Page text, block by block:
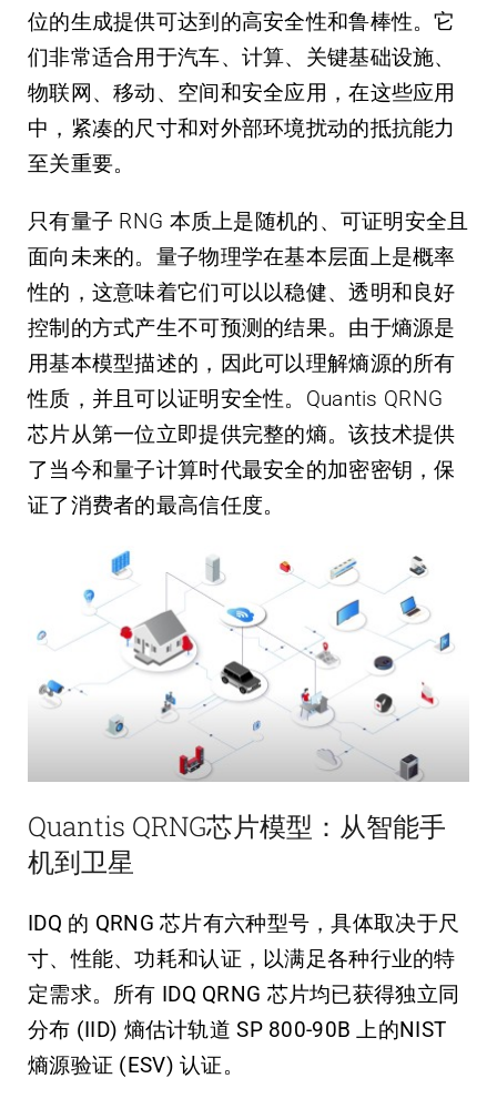
位的生成提供可达到的高安全性和鲁棒性。它
们非常适合用于汽车、计算、关键基础设施、
物联网、移动、空间和安全应用，在这些应用
中，紧凑的尺寸和对外部环境扰动的抵抗能力
至关重要。
只有量子 RNG 本质上是随机的、可证明安全且
面向未来的。量子物理学在基本层面上是概率
性的，这意味着它们可以以稳健、透明和良好
控制的方式产生不可预测的结果。由于熵源是
用基本模型描述的，因此可以理解熵源的所有
性质，并且可以证明安全性。Quantis QRNG
芯片从第一位立即提供完整的熵。该技术提供
了当今和量子计算时代最安全的加密密钥，保
证了消费者的最高信任度。
Quantis QRNG芯片模型：从智能手
机到卫星
IDQ 的 QRNG 芯片有六种型号，具体取决于尺
寸、性能、功耗和认证，以满足各种行业的特
定需求。所有 IDQ QRNG 芯片均已获得独立同
分布 (IID) 熵估计轨道 SP 800-90B 上的NIST
熵源验证 (ESV) 认证。